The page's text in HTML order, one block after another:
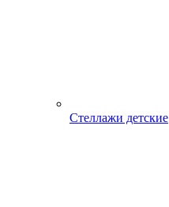
Стеллажи детские